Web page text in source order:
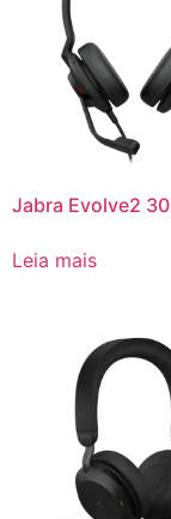
Jabra Evolve2 30
Leia mais